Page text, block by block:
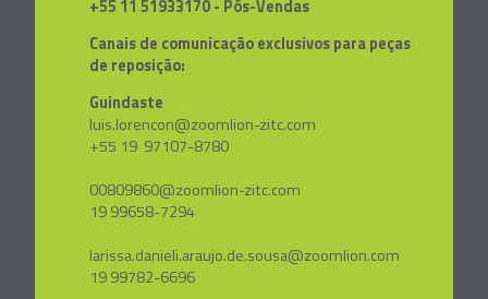
+55 11 51933170 - Pós-Vendas
Canais de comunicação exclusivos para peças
de reposição:
Guindaste
luis.lorencon@zoomlion-zitc.com
+55 19 97107-8780
00809860@zoomlion-zitc.com
19 99658-7294
larissa.danieli.araujo.de.sousa@zoomlion.com
19 99782-6696